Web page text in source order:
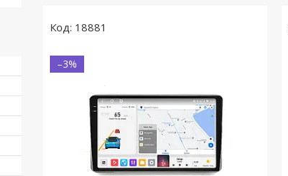
18881
–3%